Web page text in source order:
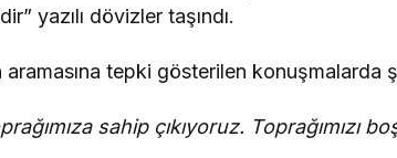
yazılı dövizler taşındı.
aramasına tepki gösterilen konuşmalarda
sahip çıkıyoruz. Toprağımızı